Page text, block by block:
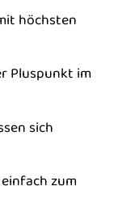
höchsten
Pluspunkt im
sich
zum